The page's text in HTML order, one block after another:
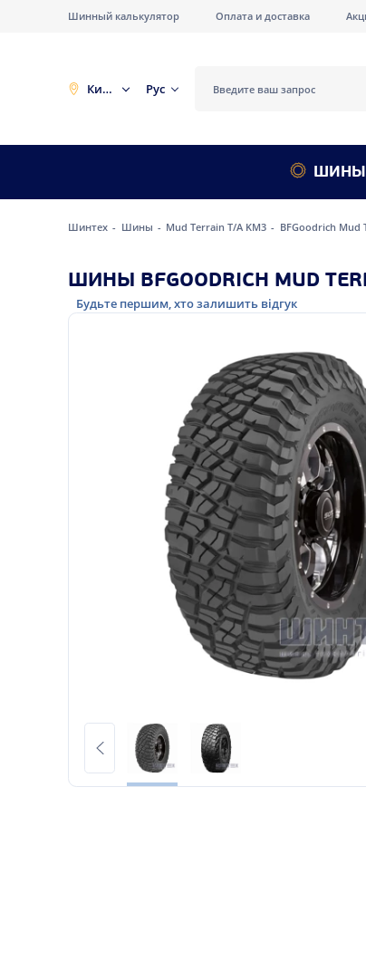
Шинный калькулятор Оплата и доставка
Киев Рус
ШИНЫ
Шинтех Шины Mud Terrain T/A KM3 BFGoodrich Mud
ШИНЫ BFGOODRICH MUD
Будьте першим, хто залишить відгук